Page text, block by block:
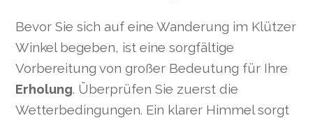
Bevor Sie sich auf eine Wanderung im Klützer
Winkel begeben, ist eine sorgfältige
Vorbereitung von großer Bedeutung für Ihre
Erholung. Überprüfen Sie zuerst die
Wetterbedingungen. Ein klarer Himmel sorgt